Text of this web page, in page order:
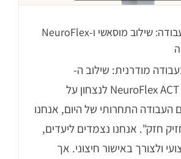
נו-אטצ'מנט בעבודה: שילוב מוסאשי ו-NeuroFlex
מודרנית: שילוב ה-
Dokkōdō עם NeuroFlex ACT לנצחון על
העבודה התחרותי של היום, אנחנו
חזק". אנחנו נצמדים ליעדים,
ולצורך באישור חיצוני. אך